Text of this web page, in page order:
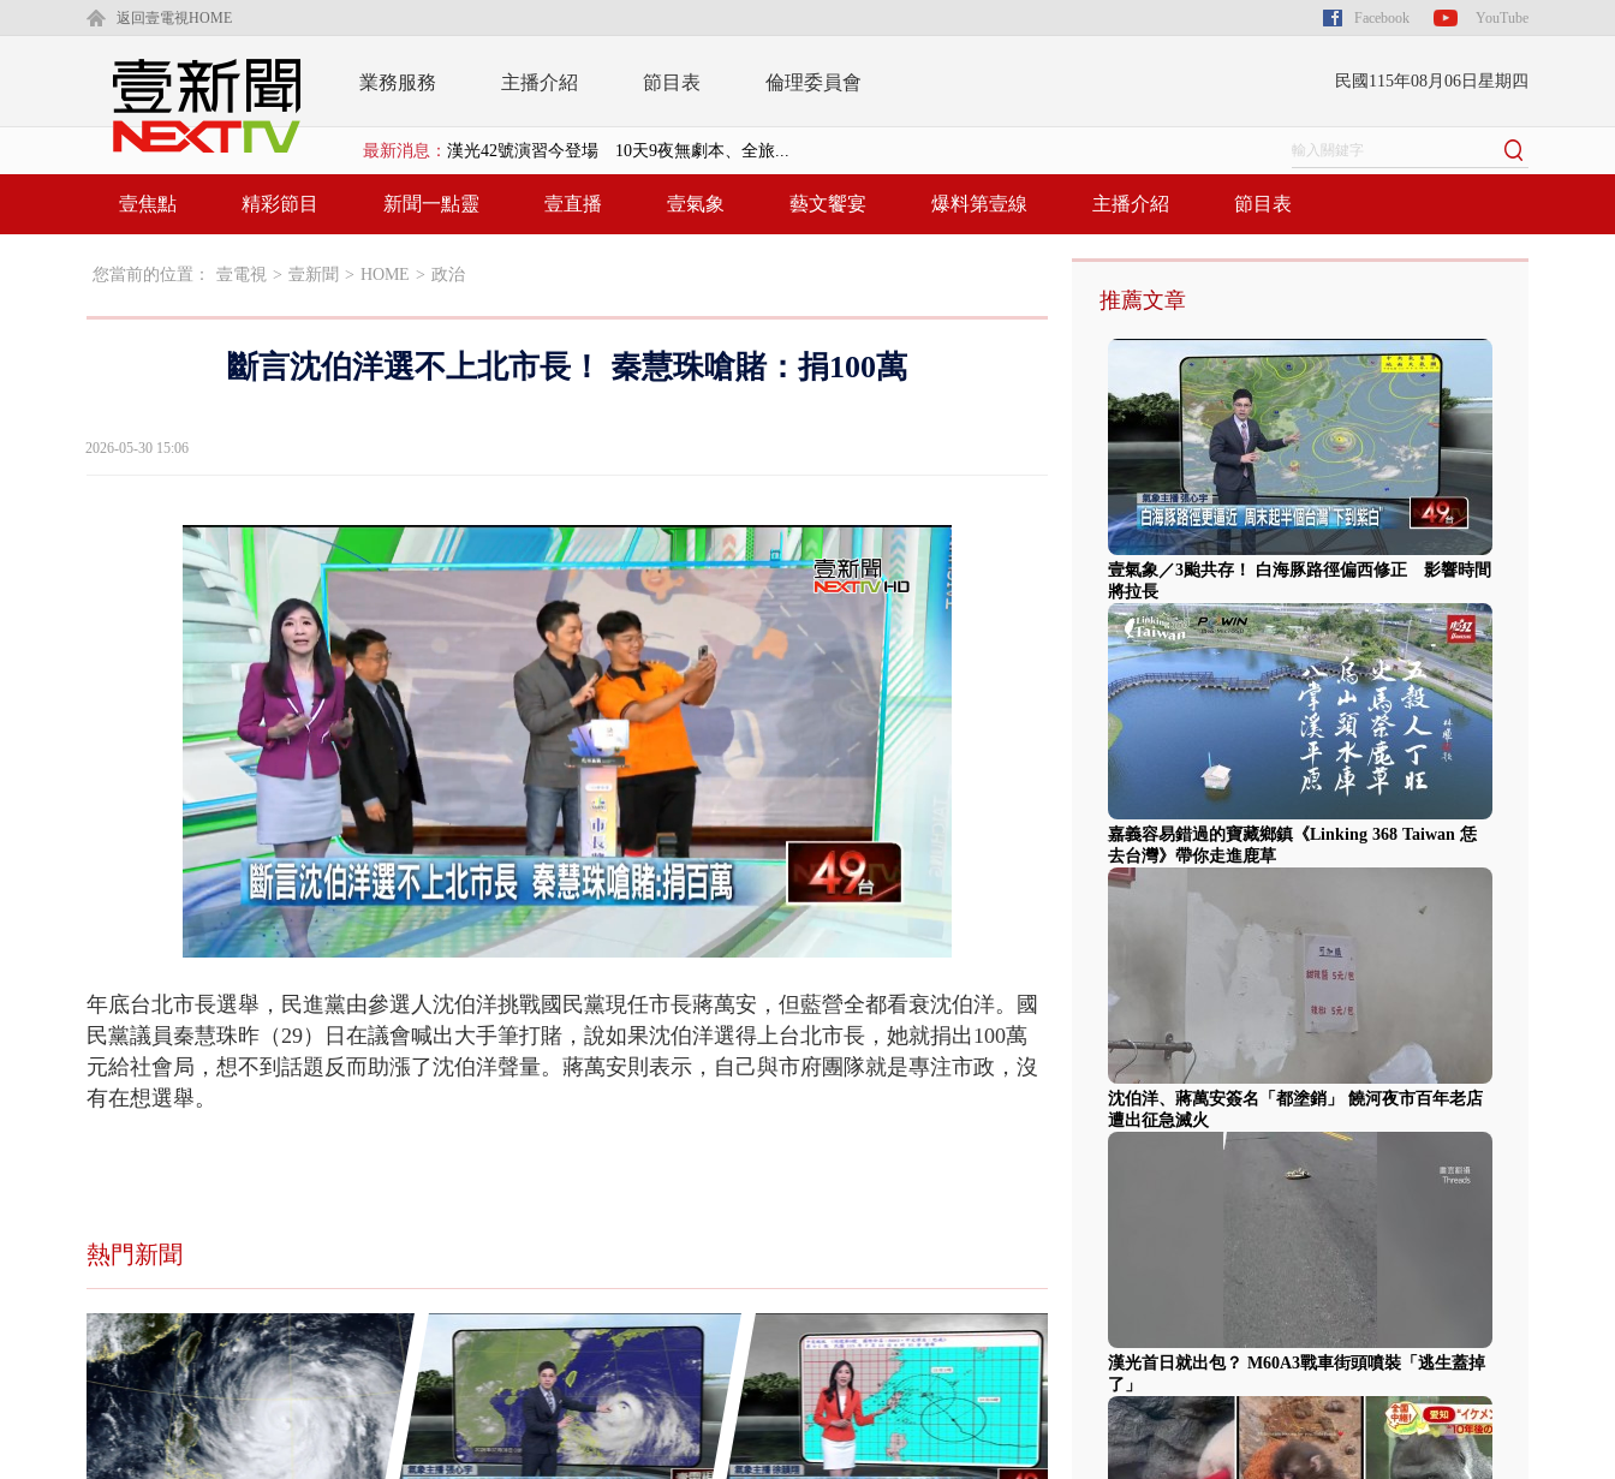
返回壹電視HOME Facebook YouTube
業務服務 主播介紹 節目表 倫理委員會 民國115年08月06日星期四
最新消息： 漢光42號演習今登場 10天9夜無劇本、全旅...
壹氣象／3颱共存！ 白海豚路徑偏西修正 影...
演哪齣？ 情侶吵架「女開門跳車」 違法道交...
缺錢偷竊失風… 離職員工虐殺屏東鎢金董座...
壹焦點 精彩節目 新聞一點靈 壹直播 壹氣象 藝文饗宴 爆料第壹線 主播介紹 節目表
您當前的位置： 壹電視 > 壹新聞 > HOME > 政治
斷言沈伯洋選不上北市長！ 秦慧珠嗆賭：捐100萬
2026-05-30 15:06
Unmute Loaded:
35.43%
年底台北市長選舉，民進黨由參選人沈伯洋挑戰國民黨現任市長蔣萬安，但藍營全都看衰沈伯洋。國
民黨議員秦慧珠昨（29）日在議會喊出大手筆打賭，說如果沈伯洋選得上台北市長，她就捐出100萬
元給社會局，想不到話題反而助漲了沈伯洋聲量。蔣萬安則表示，自己與市府團隊就是專注市政，沒
有在想選舉。
熱門新聞
推薦文章
壹氣象／3颱共存！ 白海豚路徑偏西修正 影響時間
將拉長
嘉義容易錯過的寶藏鄉鎮《Linking 368 Taiwan 恁
去台灣》帶你走進鹿草
沈伯洋、蔣萬安簽名「都塗銷」 饒河夜市百年老店
遭出征急滅火
漢光首日就出包？ M60A3戰車街頭噴裝「逃生蓋掉
了」